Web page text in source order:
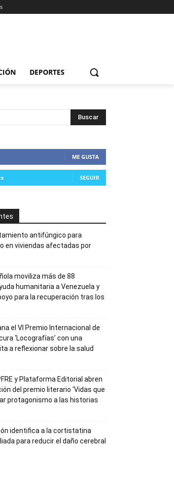
DEPORTES
ME GUSTA
SEGUIR
antifúngico para
en viviendas afectadas por
moviliza más de 88
humanitaria a Venezuela y
para la recuperación tras los
el VI Premio Internacional de
‘Locografías’ con una
a reflexionar sobre la salud
y Plataforma Editorial abren
del premio literario ‘Vidas que
protagonismo a las historias
identifica a la cortistatina
para reducir el daño cerebral